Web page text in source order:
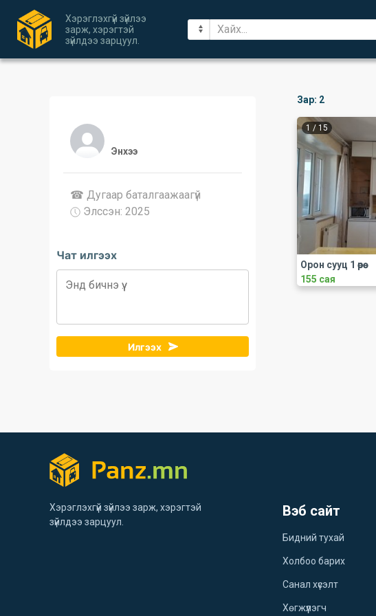
Хэрэглэхгүй зүйлээ
зарж, хэрэгтэй
зүйлдээ зарцуул.
Энхээ
☎ Дугаар баталгаажaaгүй
Элссэн: 2025
Чат илгээх
Илгээх
Зар: 2
1 / 15
Орон сууц 1 өрөө
155 сая
Хэрэглэхгүй зүйлээ зарж, хэрэгтэй
зүйлдээ зарцуул.
Вэб сайт
Бидний тухай
Холбоо барих
Санал хүсэлт
Хөгжүүлэгч